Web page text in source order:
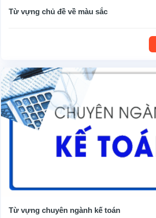
Từ vựng chủ đề về màu sắc
Từ vựng chuyên ngành kế toán